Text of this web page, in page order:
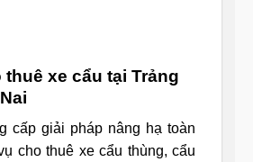
xe cẩu tại Trảng
cấp giải pháp nâng hạ toàn
cho thuê xe cẩu thùng, cẩu